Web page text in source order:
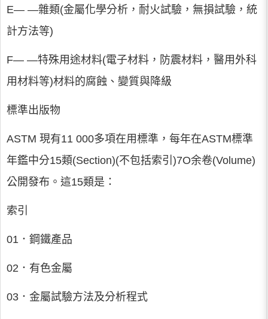
E— —雜類(金屬化學分析，耐火試驗，無損試驗，統
計方法等)
F— —特殊用途材料(電子材料，防震材料，醫用外科
用材料等)材料的腐蝕、變質與降級
標準出版物
ASTM 現有11 000多項在用標準，每年在ASTM標準
年鑑中分15類(Section)(不包括索引)7O余卷(Volume)
公開發布。這15類是：
索引
01．鋼鐵產品
02．有色金屬
03．金屬試驗方法及分析程式